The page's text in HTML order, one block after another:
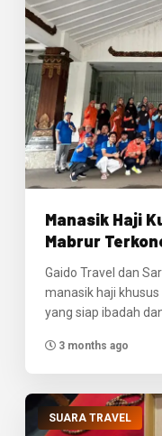
Manasik Haji
Mabrur
Gaido Travel dan
manasik haji
yang siap ibadah
3 months ago
SUARA TRAVEL